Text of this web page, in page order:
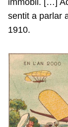
immòbil. […]
sentit a parlar
1910.